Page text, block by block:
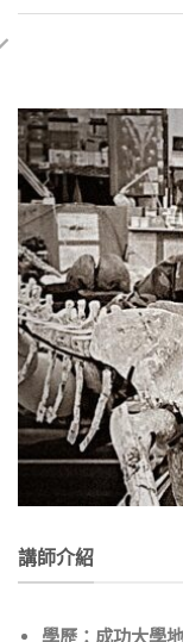
講師介紹
學歷：成功大學